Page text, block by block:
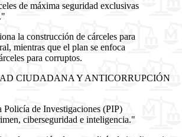
de máxima seguridad exclusivas
la construcción de cárceles para
mientras que el plan se enfoca
para corruptos.
CIUDADANA Y ANTICORRUPCIÓN
Policía de Investigaciones (PIP)
ciberseguridad e inteligencia."